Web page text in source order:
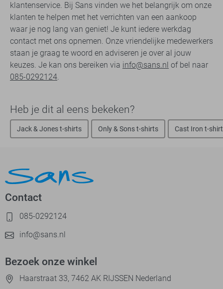
klantenservice. Bij Sans vinden we het belangrijk om onze
klanten te helpen met het verrichten van een aankoop
waar je nog lang van geniet! Je kunt iedere werkdag
contact met ons opnemen. Onze vriendelijke medewerkers
staan je graag te woord en adviseren je over al jouw
keuzes. Je kan ons bereiken via info@sans.nl of bel naar
085-0292124.
Heb je dit al eens bekeken?
Jack & Jones t-shirts Only & Sons t-shirts Cast Iron t-
Contact
085-0292124
info@sans.nl
Bezoek onze winkel
Haarstraat 33, 7462 AK RIJSSEN Nederland